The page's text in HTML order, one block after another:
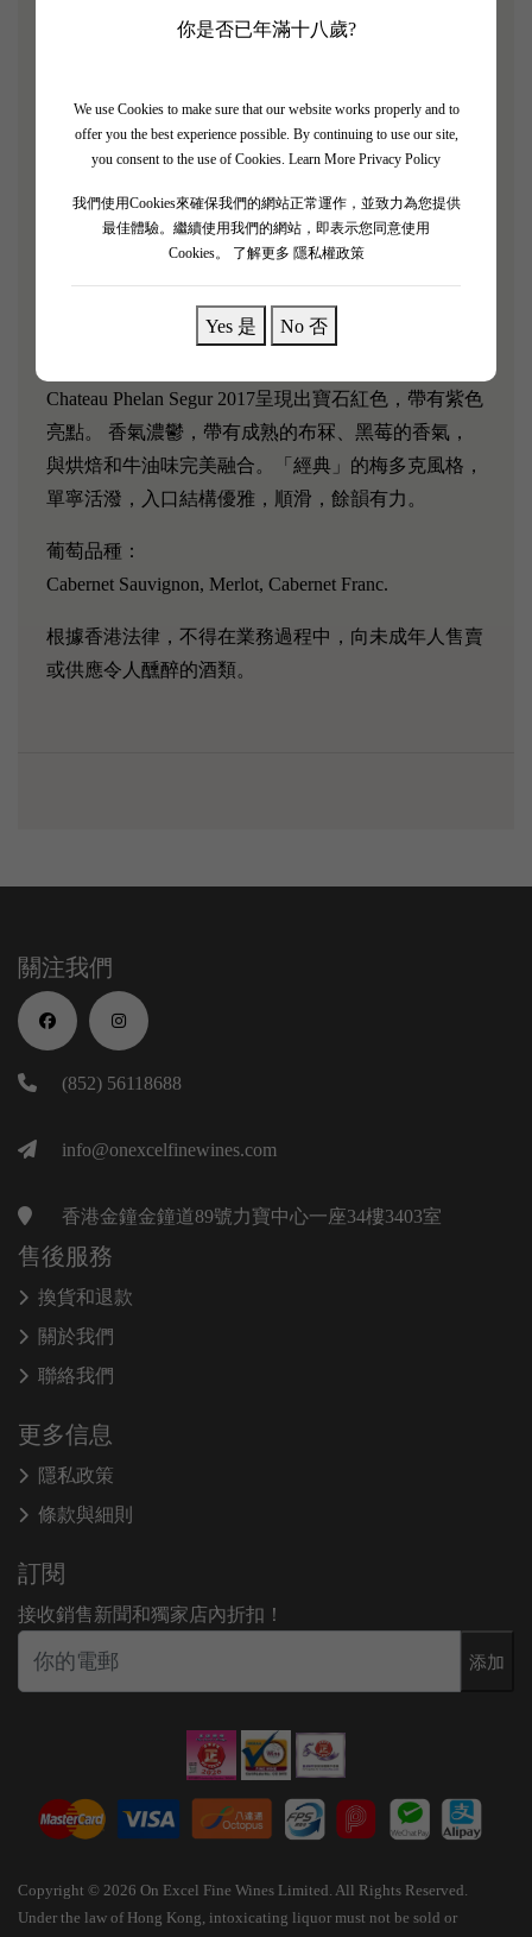
你是否已年滿十八歲?
We use Cookies to make sure that our website works properly and to
offer you the best experience possible. By continuing to use our site,
you consent to the use of Cookies. Learn More Privacy Policy
我們使用Cookies來確保我們的網站正常運作，並致力為您提供
最佳體驗。繼續使用我們的網站，即表示您同意使用
Cookies。
了解更多 隱私權政策
Yes 是 No 否
Robert Parker評分: 91/100
莊為2025年蛇年推出的特別限量版產品，酒液採用
2017年的飛龍世家正牌酒並搭配獨特設計蛇年禮盒。
Chateau Phelan Segur飛龍酒莊為明星酒莊，獲Robert
Parker五星級酒莊的評級，遠超過不少1855年的三、
威的葡萄酒雜誌Decanter評出全世界範圍內最超值的
Chateau Phelan Segur 2017呈現出寶石紅色，帶有紫色
亮點。 香氣濃鬱，帶有成熟的布冧、黑莓的香氣，
與烘焙和牛油味完美融合。「經典」的梅多克風格，
單寧活潑，入口結構優雅，順滑，餘韻有力。
葡萄品種：
Cabernet Sauvignon, Merlot, Cabernet Franc.
根據香港法律，不得在業務過程中，向未成年人售賣
或供應令人醺醉的酒類。
關注我們
(852) 56118688
info@onexcelfinewines.com
香港金鐘金鐘道89號力寶中心一座34樓3403室
售後服務
換貨和退款
關於我們
聯絡我們
更多信息
隱私政策
條款與細則
訂閱
接收銷售新聞和獨家店內折扣！
添加
Copyright © 2026 On Excel Fine Wines Limited. All Rights Reserved.
Under the law of Hong Kong, intoxicating liquor must not be sold or